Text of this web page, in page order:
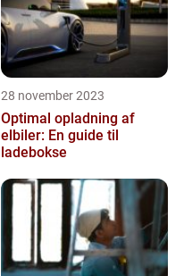
28 november 2023
Optimal opladning af
elbiler: En guide til
ladebokse